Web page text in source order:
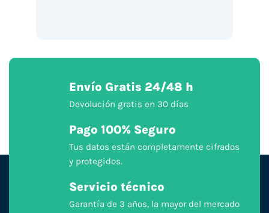
Envío Gratis 24/48 h
Devolución gratis en 30 días
Pago 100% Seguro
Tus datos están completamente cifrados
y protegidos.
Servicio técnico
Garantía de 3 años, la mayor del mercado